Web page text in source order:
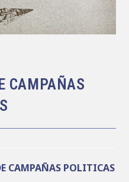
CAMPAÑAS
CAMPAÑAS POLITICAS